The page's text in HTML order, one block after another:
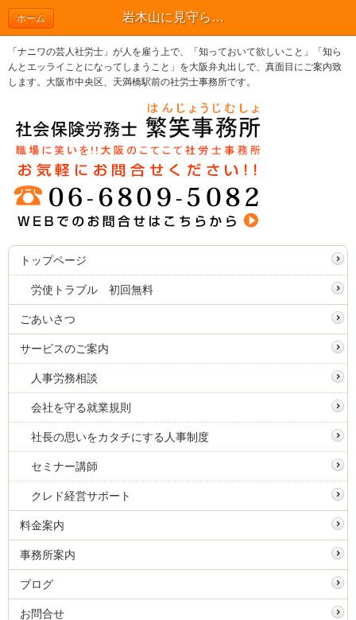
岩木山に見守られた、青森の3日間 | ブログ
ホーム
「ナニワの芸人社労士」が人を雇う上で、「知っておいて欲しいこと」「知ら
んとエッライことになってしまうこと」を大阪弁丸出しで、真面目にご案内致
します。大阪市中央区、天満橋駅前の社労士事務所です。
トップページ
労使トラブル 初回無料
ごあいさつ
サービスのご案内
人事労務相談
会社を守る就業規則
社長の思いをカタチにする人事制度
セミナー講師
クレド経営サポート
料金案内
事務所案内
ブログ
お問合せ